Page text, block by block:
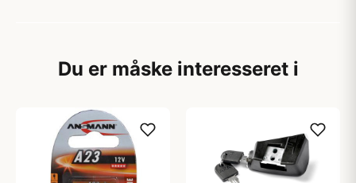
Du er måske interesseret i